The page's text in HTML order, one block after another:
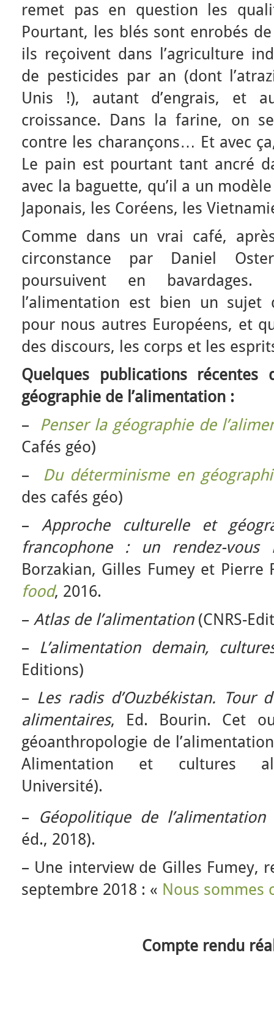
remet pas en question les
Pourtant, les blés sont enrobés
ils reçoivent dans l’agriculture
de pesticides par an (dont
Unis !), autant d’engrais, et
croissance. Dans la farine, on
contre les charançons… Et avec
Le pain est pourtant tant ancré
avec la baguette, qu’il a un
Japonais, les Coréens, les
Comme dans un vrai café,
circonstance par Daniel
poursuivent en bavardages.
l’alimentation est bien un sujet
pour nous autres Européens, et
des discours, les corps et les
Quelques publications
géographie de l’alimentation :
– Penser la géographie de
Cafés géo)
– Du déterminisme en
des cafés géo)
– Approche culturelle et
francophone : un rendez-vous
Borzakian, Gilles Fumey et Pierre
food, 2016.
– Atlas de l’alimentation (CNRS-
– L’alimentation demain,
Editions)
– Les radis d’Ouzbékistan. Tour
alimentaires, Ed. Bourin. Cet
géoanthropologie de
Alimentation et cultures
Université).
– Géopolitique de l’alimentation
éd., 2018).
– Une interview de Gilles Fumey,
septembre 2018 : « Nous sommes
Compte rendu